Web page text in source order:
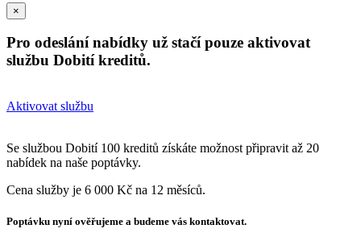
×
Pro odeslání nabídky už stačí pouze aktivovat
službu Dobití kreditů.
Aktivovat službu
Se službou Dobití 100 kreditů získáte možnost připravit až 20
nabídek na naše poptávky.
Cena služby je 6 000 Kč na 12 měsíců.
Poptávku nyní ověřujeme a budeme vás kontaktovat.